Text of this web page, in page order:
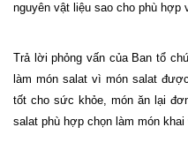
nguyên vật liệu sao cho phù hợp
Trả lời phỏng vấn của Ban tổ
làm món salat vì món salat
tốt cho sức khỏe, món ăn lại
salat phù hợp chọn làm món